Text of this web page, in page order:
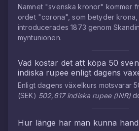
Namnet "svenska kronor" kommer
ordet "corona", som betyder krona,
introducerades 1873 genom
myntunionen.
Vad kostar det att köpa 50
indiska rupee enligt dagens
Enligt dagens växelkurs motsvarar
(SEK) 502,617 indiska rupee(INR)
Hur länge har man kunna